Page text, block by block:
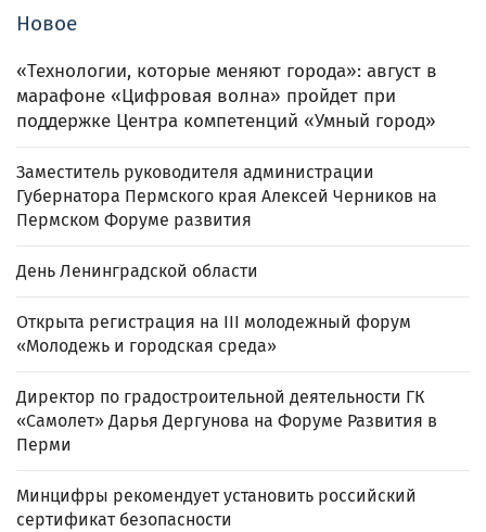
Новое
«Технологии, которые меняют города»: август в
марафоне «Цифровая волна» пройдет при
поддержке Центра компетенций «Умный город»
Заместитель руководителя администрации
Губернатора Пермского края Алексей Черников на
Пермском Форуме развития
День Ленинградской области
Открыта регистрация на III молодежный форум
«Молодежь и городская среда»
Директор по градостроительной деятельности ГК
«Самолет» Дарья Дергунова на Форуме Развития в
Перми
Минцифры рекомендует установить российский
сертификат безопасности